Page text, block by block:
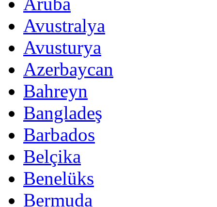
Avustralya
Avusturya
Azerbaycan
Bahreyn
Bangladeş
Barbados
Belçika
Benelüks
Bermuda